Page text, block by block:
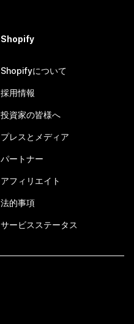
Shopify
Shopifyについて
採用情報
投資家の皆様へ
プレスとメディア
パートナー
アフィリエイト
法的事項
サービスステータス